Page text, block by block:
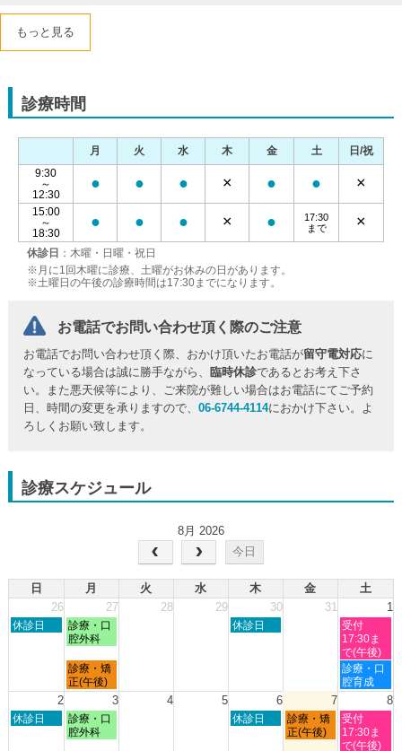
もっと見る
診療時間
休診日 ：木曜・日曜・祝日
※月に1回木曜に診療、土曜がお休みの日があります。
※土曜日の午後の診療時間は17:30までになります。
月 火 水 木 金 土
日/祝
9:30
～
12:30
● ● ● × ● ● ×
15:00
～
18:30
● ● ● × ●
17:30
まで
×
お電話でお問い合わせ頂く際のご注意
お電話でお問い合わせ頂く際、おかけ頂いたお電話が留守電対応に
なっている場合は誠に勝手ながら、
臨時休診であるとお考え下さ
い。また悪天候等により、ご来院が難しい場合はお電話にてご予約
日、時間の変更を承りますので、06-6744-4114におかけ下さい。よ
ろしくお願い致します。
診療スケジュール
8月 2026
今日
日 月 火 水 木 金
土
26
27 28 29 30 31 1
日
26th
休診日
月
曜
7
月
27th
診療・口
腔外科
木
30th
休診日
土
曜
日,
8
月
1st
受付
17:30ま
で(午後)
月
曜
日,
月
27th
診療・矯
正(午後)
土
曜
日,
月
1st
2026
診療・口
腔育成
2 3 4 5 6 7 8
日
休診日
月
曜
診療・口
腔外科
木
休診日
金
曜
診療・矯
正(午後)
土
曜
日,
受付
17:30ま
で(午後)